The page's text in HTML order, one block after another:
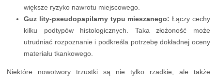
większe ryzyko nawrotu miejscowego.
Guz lity-pseudopapilarny typu mieszanego: Łączy cechy
kilku podtypów histologicznych. Taka złożoność może
utrudniać rozpoznanie i podkreśla potrzebę dokładnej oceny
materiału tkankowego.
Niektóre nowotwory trzustki są nie tylko rzadkie, ale także